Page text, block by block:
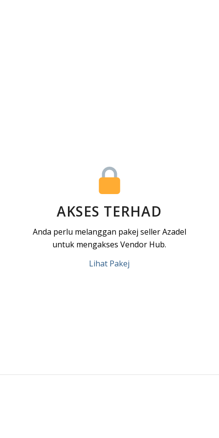
AKSES TERHAD
Anda perlu melanggan pakej seller Azadel
untuk mengakses Vendor Hub.
Lihat Pakej